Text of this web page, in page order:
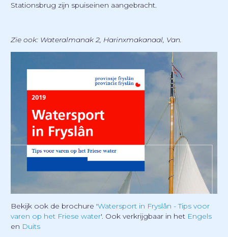
Stationsbrug zijn spuiseinen aangebracht.
Zie ook: Wateralmanak 2, Harinxmakanaal, Van.
Bekijk ook de brochure 'Watersport in Fryslân - Tips voor
varen op het Friese water'. Ook verkrijgbaar in het Engels
en Duits